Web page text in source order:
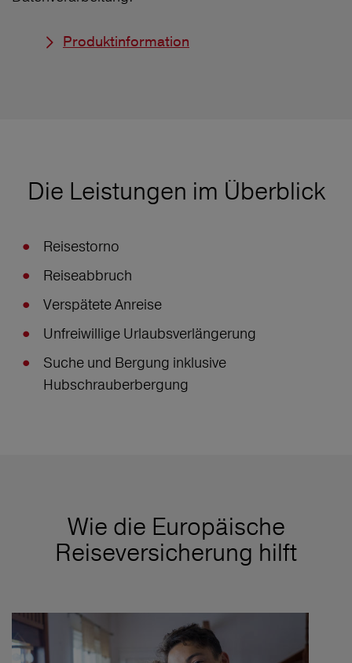
Produktinformation
Die Leistungen im Überblick
Reisestorno
Reiseabbruch
Verspätete Anreise
Unfreiwillige Urlaubsverlängerung
Suche und Bergung inklusive
Hubschrauberbergung
Wie die Europäische
Reiseversicherung hilft